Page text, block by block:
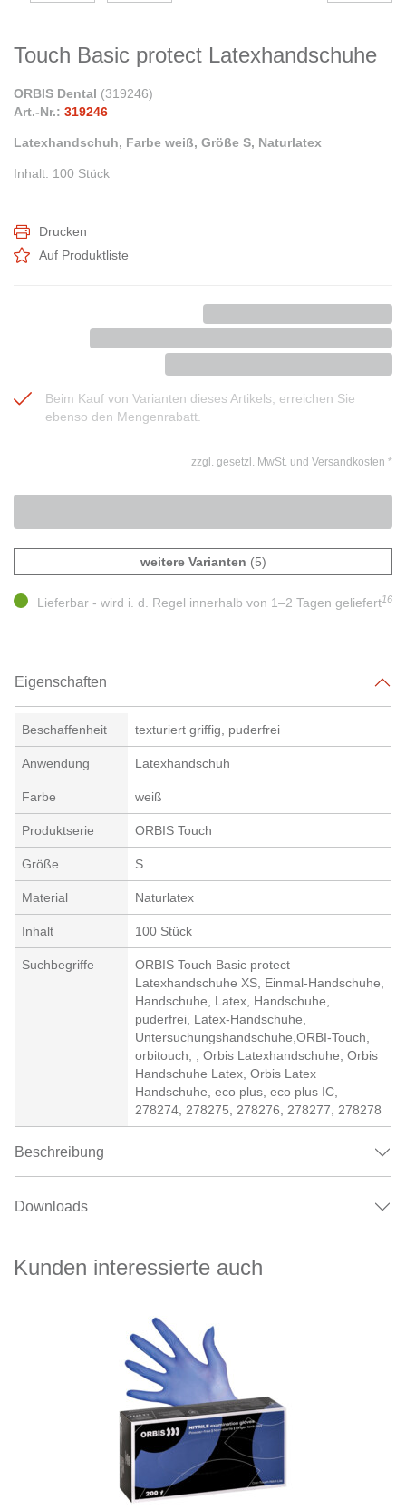
Touch Basic protect Latexhandschuhe
Beim Kauf von Varianten dieses Artikels, erreichen Sie
ebenso den Mengenrabatt.
ORBIS Dental (319246)
Art.-Nr.: 319246
Latexhandschuh, Farbe weiß, Größe S, Naturlatex
Inhalt: 100 Stück
Drucken
Auf Produktliste
zzgl. gesetzl. MwSt. und Versandkosten *
weitere Varianten (5)
Lieferbar - wird i. d. Regel innerhalb von 1–2 Tagen geliefert16
Eigenschaften
Beschaffenheit texturiert griffig, puderfrei
Anwendung Latexhandschuh
Farbe weiß
Produktserie ORBIS Touch
Größe S
Material Naturlatex
Inhalt 100 Stück
Suchbegriffe
ORBIS Touch Basic protect
Latexhandschuhe XS, Einmal-Handschuhe,
Handschuhe, Latex, Handschuhe,
puderfrei, Latex-Handschuhe,
Untersuchungshandschuhe,ORBI-Touch,
orbitouch, , Orbis Latexhandschuhe, Orbis
Handschuhe Latex, Orbis Latex
Handschuhe, eco plus, eco plus IC,
278274, 278275, 278276, 278277, 278278
Beschreibung
Downloads
Kunden interessierte auch